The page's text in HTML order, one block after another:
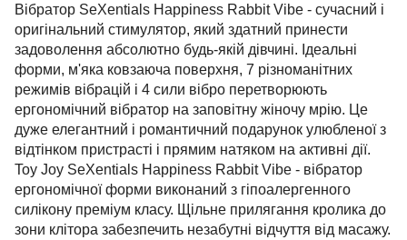
Вібратор SeXentials Happiness Rabbit Vibe - сучасний і
оригінальний стимулятор, який здатний принести
задоволення абсолютно будь-якій дівчині. Ідеальні
форми, м'яка ковзаюча поверхня, 7 різноманітних
режимів вібрацій і 4 сили вібро перетворюють
ергономічний вібратор на заповітну жіночу мрію. Це
дуже елегантний і романтичний подарунок улюбленої з
відтінком пристрасті і прямим натяком на активні дії.
Toy Joy SeXentials Happiness Rabbit Vibe - вібратор
ергономічної форми виконаний з гіпоалергенного
силікону преміум класу. Щільне прилягання кролика до
зони клітора забезпечить незабутні відчуття від масажу.